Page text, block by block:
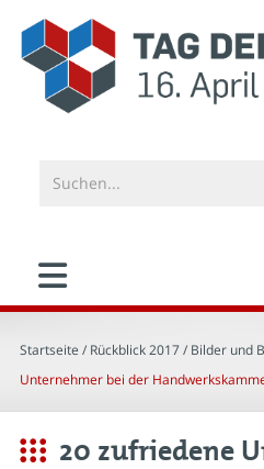
Startseite / Rückblick 2017 / Bilder und
Unternehmer bei der
20 zufriedene